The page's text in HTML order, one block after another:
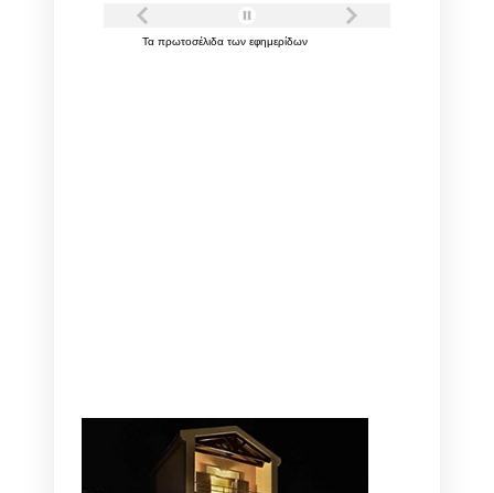
Τα πρωτοσέλιδα των εφημερίδων